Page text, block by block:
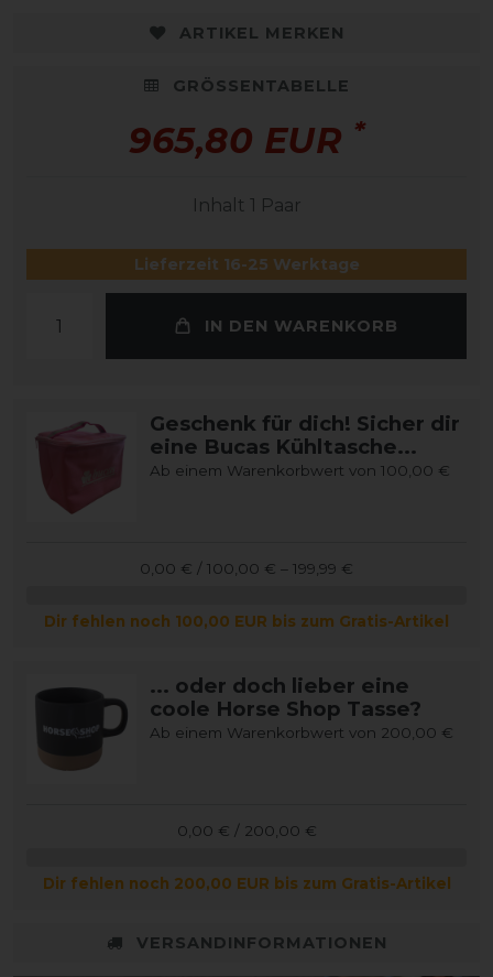
ARTIKEL MERKEN
GRÖSSENTABELLE
965,80 EUR *
Inhalt 1 Paar
Lieferzeit 16-25 Werktage
IN DEN WARENKORB
Geschenk für dich! Sicher dir
eine Bucas Kühltasche...
Ab einem Warenkorbwert von 100,00 €
0,00 € / 100,00 € – 199,99 €
Dir fehlen noch 100,00 EUR bis zum Gratis-Artikel
... oder doch lieber eine
coole Horse Shop Tasse?
Ab einem Warenkorbwert von 200,00 €
0,00 € / 200,00 €
Dir fehlen noch 200,00 EUR bis zum Gratis-Artikel
VERSANDINFORMATIONEN